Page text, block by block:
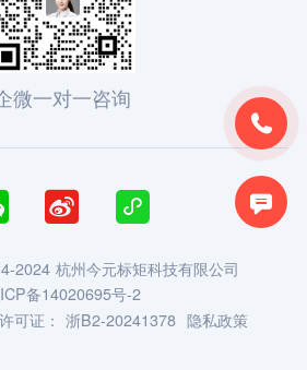


微一对一咨询
 
2024 杭州今元标矩科技有限公司
备14020695号-2
可证： 浙B2-20241378 隐私政策